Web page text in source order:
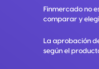
Finmercado no
comparar y
La aprobación
según el